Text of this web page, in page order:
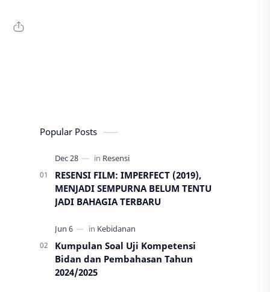
Popular Posts
RESENSI FILM: IMPERFECT (2019),
MENJADI SEMPURNA BELUM TENTU
JADI BAHAGIA TERBARU
Kumpulan Soal Uji Kompetensi
Bidan dan Pembahasan Tahun
2024/2025